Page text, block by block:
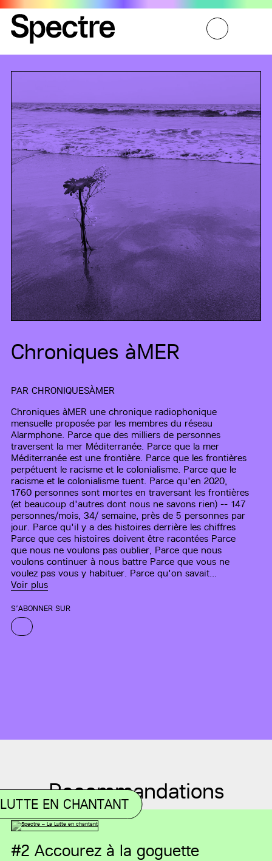
Chroniques àMER
PARCHRONIQUESÀMER
Chroniques àMER une chronique radiophonique
mensuelle proposée par les membres du réseau
Alarmphone. Parce que des milliers de personnes
traversent la mer Méditerranée. Parce que la mer
Méditerranée est une frontière. Parce que les frontières
perpétuent le racisme et le colonialisme. Parce que le
racisme et le colonialisme tuent. Parce qu'en 2020,
1760 personnes sont mortes en traversant les frontières
(et beaucoup d'autres dont nous ne savons rien) -- 147
personnes/mois, 34/ semaine, près de 5 personnes par
jour. Parce qu'il y a des histoires derrière les chiffres
Parce que ces histoires doivent être racontées Parce
que nous ne voulons pas oublier, Parce que nous
voulons continuer à nous battre Parce que vous ne
voulez pas vous y habituer. Parce qu'on savait...
Voir plus
S’ABONNER SUR
Recommandations
EN CHANTANT
#2 Accourez à la goguette